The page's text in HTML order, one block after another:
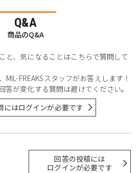
Q&A
商品のQ&A
と、気になることはこちらで質問して
FREAKSスタッフがお答えします！
が変化する質問は避けてください。
にはログインが必要です
回答の投稿には
ログインが必要です